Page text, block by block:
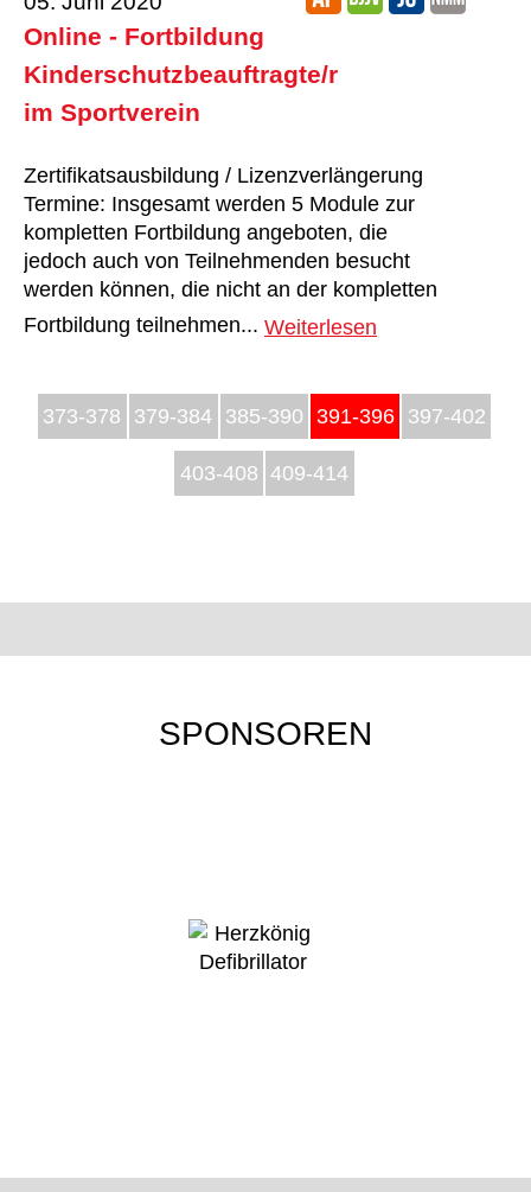
Online - Fortbildung
Kinderschutzbeauftragte/r
im Sportverein
Zertifikatsausbildung / Lizenzverlängerung
Termine: Insgesamt werden 5 Module zur
kompletten Fortbildung angeboten, die
jedoch auch von Teilnehmenden besucht
werden können, die nicht an der kompletten
Fortbildung teilnehmen... Weiterlesen
373-378 379-384 385-390 391-396 397-402
403-408 409-414
SPONSOREN